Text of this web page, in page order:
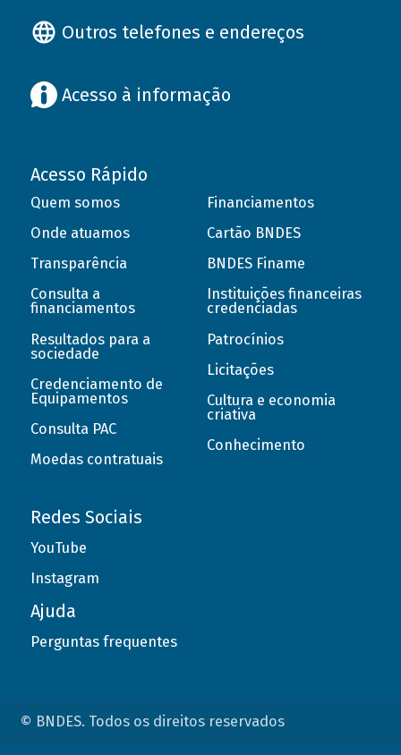
Outros telefones e endereços
Acesso à informação
Acesso Rápido
Quem somos
Onde atuamos
Transparência
Consulta a
financiamentos
Resultados para a
sociedade
Credenciamento de
Equipamentos
Consulta PAC
Moedas contratuais
Financiamentos
Cartão BNDES
BNDES Finame
Instituições financeiras
credenciadas
Patrocínios
Licitações
Cultura e economia
criativa
Conhecimento
Redes Sociais
YouTube
Instagram
Ajuda
Perguntas frequentes
© BNDES. Todos os direitos reservados